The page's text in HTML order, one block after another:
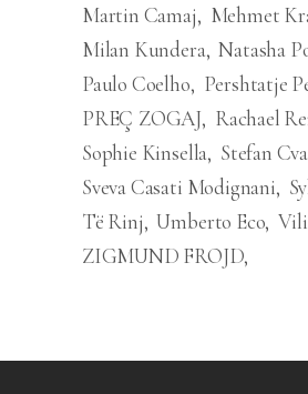
Martin Camaj
Mehmet
Milan Kundera Natasha
Paulo Coelho
Pershtatje
PREÇ ZOGAJ
Rachael
Sophie Kinsella Stefan
Sveva Casati Modignani
Të Rinj Umberto Eco
ZIGMUND FROJD